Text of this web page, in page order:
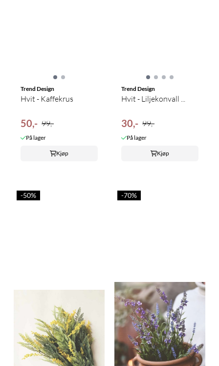
Trend Design
Hvit - Kaffekrus
50,- 99,-
På lager
Kjøp
Trend Design
Hvit - Liljekonvall ...
30,- 99,-
På lager
Kjøp
-50% -70%